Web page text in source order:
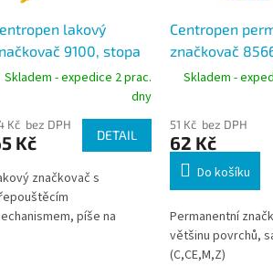
lakový
9100, stopa
1-5 mm
Skladem - expedice 2 prac.
dny
Kč bez DPH
Kč DETAIL
značkovač s
píše na
Centropen
značkovač
4ks, stopa 2,5
Skladem -
51 Kč bez DPH
62 Kč
Do košíku
Permanentní
většinu povrchů,
(C,CE,M,Z)